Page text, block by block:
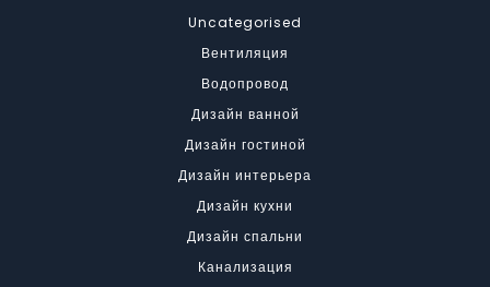
Uncategorised
Вентиляция
Водопровод
Дизайн ванной
Дизайн гостиной
Дизайн интерьера
Дизайн кухни
Дизайн спальни
Канализация